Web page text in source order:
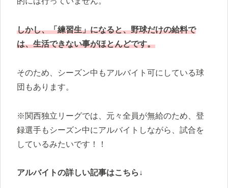
しかし、「練習生」になると、野球だけの給料で
は、生活できない事がほとんどです。
そのため、シーズン中もアルバイト可にしている球
団もあります。
※関西独立リーグでは、元々全員が無給のため、登
録選手もシーズン中にアルバイトしながら、試合を
しているみたいです！！
アルバイトの詳しい記事はこちら↓